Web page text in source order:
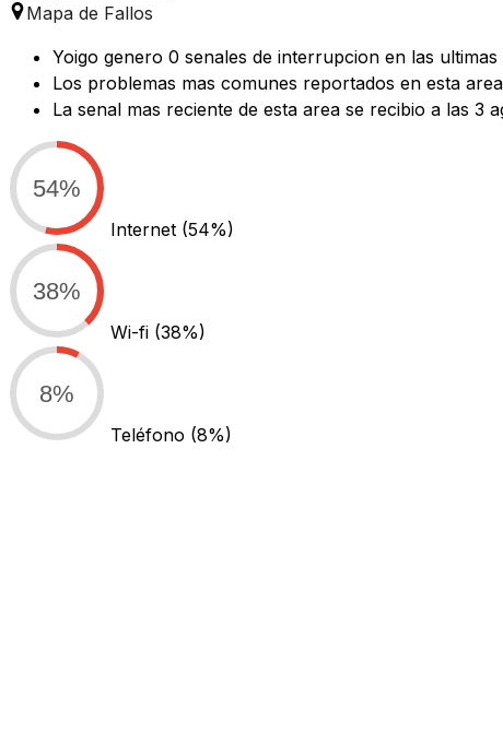
Mapa de Fallos
Yoigo genero 0 senales de interrupcion en las
Los problemas mas comunes reportados en esta
La senal mas reciente de esta area se recibio a las 3
54%
Internet (54%)
38%
Wi-fi (38%)
8%
Teléfono (8%)